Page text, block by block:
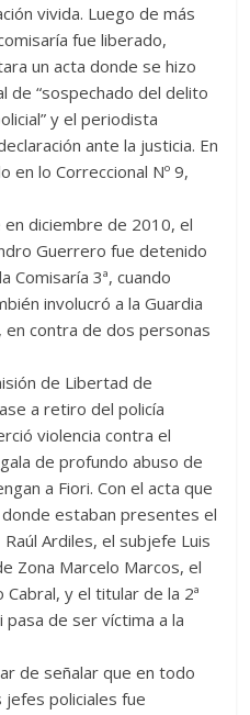
vivida. Luego de más
fue liberado,
un acta donde se hizo
de “sospechado del delito
y el periodista
ante la justicia. En
en lo Correccional Nº 9,
diciembre de 2010, el
Guerrero fue detenido
Comisaría 3ª, cuando
involucró a la Guardia
en contra de dos personas
de Libertad de
a retiro del policía
violencia contra el
de profundo abuso de
a Fiori. Con el acta que
estaban presentes el
Ardiles, el subjefe Luis
Zona Marcelo Marcos, el
y el titular de la 2ª
pasa de ser víctima a la
de señalar que en todo
policiales fue